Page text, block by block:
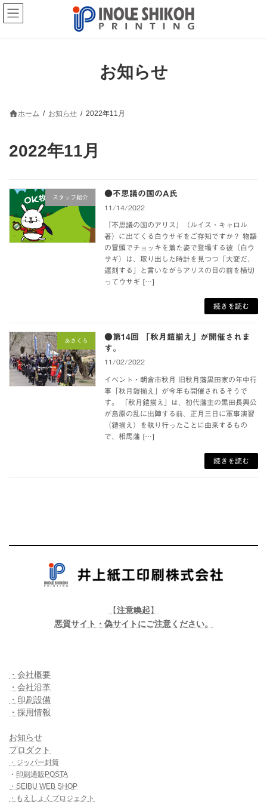
コ
ン
テ
ナ
ビ
ゲ
お知らせ
ホーム お知らせ 2022年11月
2022年11月
スタッフ紹介 ●不思議の国のA氏
11/14/2022
『不思議の国のアリス』（ルイス・キャロル
著）に出てくる白ウサギをご存知ですか？ 物語
の冒頭でチョッキを着た姿で登場する彼（白ウ
サギ）は、取り出した時計を見つつ「大変だ、
遅刻する」と言いながらアリスの目の前を横切
ってウサギ […]
続きを読む
あさくら
●第14回 「秋月鎧揃え」が開催されま
す。
11/02/2022
イベント・朝倉市秋月 旧秋月藩黒田家の年中行
事「秋月鎧揃え」が今年も開催されるそうで
す。 「秋月鎧揃え」は、初代藩主の黒田長興公
が島原の乱に出陣する前、正月三日に軍事演習
（鎧揃え）を執り行ったことに由来するもの
で、相馬藩 […]
続きを読む
【注意喚起】
悪質サイト・偽サイトにご注意ください。
・会社概要
・会社沿革
・印刷設備
・採用情報
お知らせ
プロダクト
・ジッパー封筒
・ 印刷通販POSTA
・SEIBU WEB SHOP
・もえしょくプロジェクト